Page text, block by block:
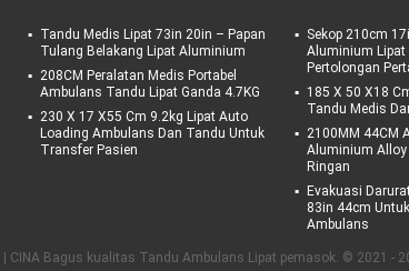
Tandu Medis Lipat 73in 20in – Papan
Tulang Belakang Lipat Aluminium
208CM Peralatan Medis Portabel
Ambulans Tandu Lipat Ganda 4.7KG
230 X 17 X55 Cm 9.2kg Lipat Auto
Loading Ambulans Dan Tandu Untuk
Transfer Pasien
Sekop 210cm
Aluminium Lipat
Pertolongan
185 X 50 X18
Tandu Medis
2100MM 44CM
Aluminium
Ringan
Evakuasi
83in 44cm
Ambulans
| CINA Bagus kualitas Tandu Ambulans Lipat pemasok. © 2021 -